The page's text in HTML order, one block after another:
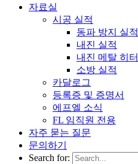
자료실
시공 실적
동파 방지 실적
내진 실적
내진 메탈 히터
소방 실적
카달로그
등록증 및 증명서
에프엘 소식
FL 임직원 전용
자주 묻는 질문
문의하기
Search for: